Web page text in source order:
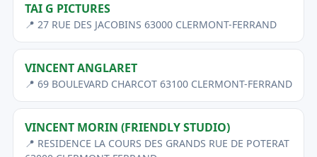
TAI G PICTURES
📍 27 RUE DES JACOBINS 63000 CLERMONT-FERRAND
VINCENT ANGLARET
📍 69 BOULEVARD CHARCOT 63100 CLERMONT-FERRAND
VINCENT MORIN (FRIENDLY STUDIO)
📍 RESIDENCE LA COURS DES GRANDS RUE DE POTERAT